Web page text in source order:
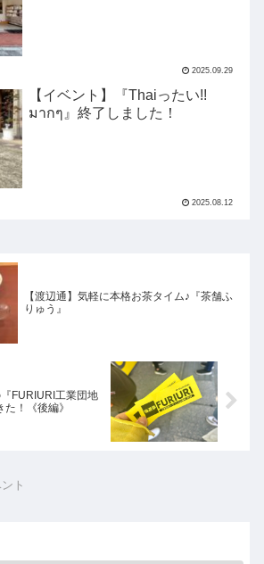
2025.09.29
【イベント】『Thaiったい!!
มากๆ』終了しました！
2025.08.12
【渡辺通】気軽に本格お茶タイム♪『茶舗ふ
りゅう』
FURIURI工業団地
！《後編》
ト